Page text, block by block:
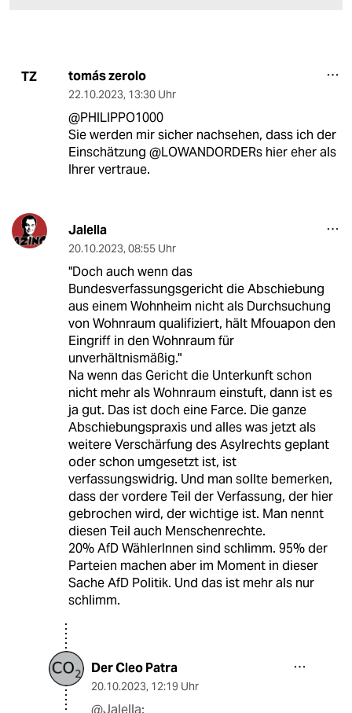
TZ tomás zerolo
22.10.2023, 13:30 Uhr
@PHILIPPO1000
Sie werden mir sicher nachsehen, dass ich der
Einschätzung @LOWANDORDERs hier eher als
Ihrer vertraue.
Jalella
20.10.2023, 08:55 Uhr
"Doch auch wenn das
Bundesverfassungsgericht die Abschiebung
aus einem Wohnheim nicht als Durchsuchung
von Wohnraum qualifiziert, hält Mfouapon den
Eingriff in den Wohnraum für
unverhältnismäßig."
Na wenn das Gericht die Unterkunft schon
nicht mehr als Wohnraum einstuft, dann ist es
ja gut. Das ist doch eine Farce. Die ganze
Abschiebungspraxis und alles was jetzt als
weitere Verschärfung des Asylrechts geplant
oder schon umgesetzt ist, ist
verfassungswidrig. Und man sollte bemerken,
dass der vordere Teil der Verfassung, der hier
gebrochen wird, der wichtige ist. Man nennt
diesen Teil auch Menschenrechte.
20% AfD WählerInnen sind schlimm. 95% der
Parteien machen aber im Moment in dieser
Sache AfD Politik. Und das ist mehr als nur
schlimm.
Der Cleo Patra
20.10.2023, 12:19 Uhr
@Jalella: